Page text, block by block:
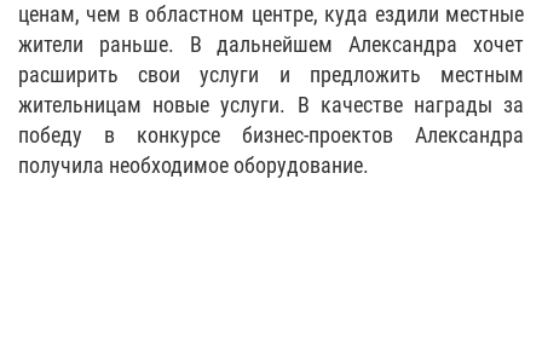
ценам, чем в областном центре, куда ездили местные
жители раньше. В дальнейшем Александра хочет
расширить свои услуги и предложить местным
жительницам новые услуги. В качестве награды за
победу в конкурсе бизнес-проектов Александра
получила необходимое оборудование.